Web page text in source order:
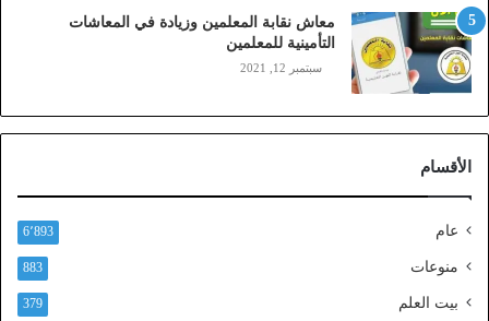
ز
ي
ن
)
ا
ل
ف
ا
ا
معاش نقابة المعلمين وزيادة في المعاشات
التأمينية للمعلمين
سبتمبر 12, 2021
الأقسام
عام 6٬893
منوعات 883
بيت العلم 379